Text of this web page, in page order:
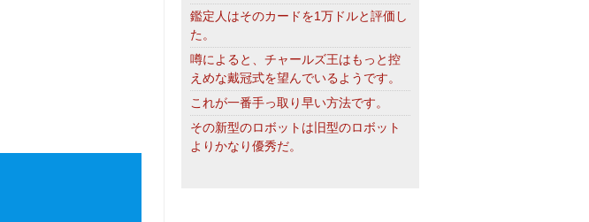
鑑定人はそのカードを1万ドルと評価し
た。
噂によると、チャールズ王はもっと控
えめな戴冠式を望んでいるようです。
これが一番手っ取り早い方法です。
その新型のロボットは旧型のロボット
よりかなり優秀だ。